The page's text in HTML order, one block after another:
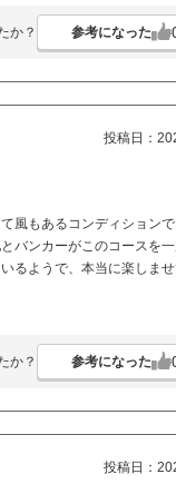
か？ 参考になった
投稿日：
風もあるコンディション
バンカーがこのコースを
るようで、本当に楽しませ
か？ 参考になった
投稿日：